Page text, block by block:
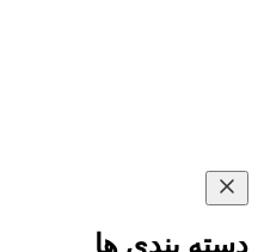
دسته بندی ها